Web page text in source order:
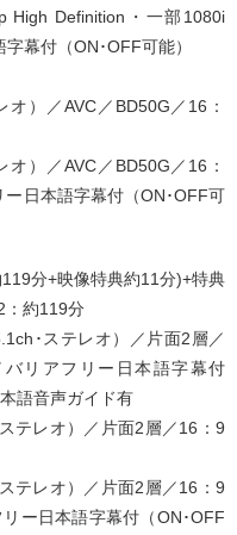
High Definition・一部1080i
字幕付（ON･OFF可能）
）／AVC／BD50G／16：
）／AVC／BD50G／16：
日本語字幕付（ON･OFF可
分+映像特典約11分)+特典
：約119分
･ステレオ）／片面2層／
リアフリー日本語字幕付
語音声ガイド有
テレオ）／片面2層／16：9
テレオ）／片面2層／16：9
ー日本語字幕付（ON･OFF